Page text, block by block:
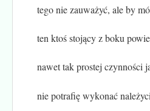
tego nie zauważyć, ale by
ten ktoś stojący z boku
nawet tak prostej czynności
nie potrafię wykonać